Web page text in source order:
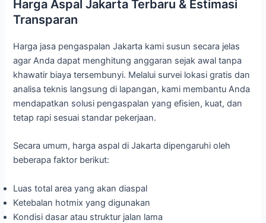
Harga Aspal Jakarta Terbaru & Estimasi
Transparan
Harga jasa pengaspalan Jakarta kami susun secara jelas
agar Anda dapat menghitung anggaran sejak awal tanpa
khawatir biaya tersembunyi. Melalui survei lokasi gratis dan
analisa teknis langsung di lapangan, kami membantu Anda
mendapatkan solusi pengaspalan yang efisien, kuat, dan
tetap rapi sesuai standar pekerjaan.
Secara umum, harga aspal di Jakarta dipengaruhi oleh
beberapa faktor berikut:
Luas total area yang akan diaspal
Ketebalan hotmix yang digunakan
Kondisi dasar atau struktur jalan lama